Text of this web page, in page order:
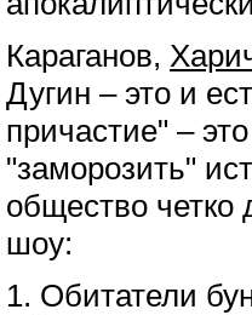
Караганов,
Дугин – это и
причастие" –
"заморозить"
общество четко
шоу:
1. Обитатели